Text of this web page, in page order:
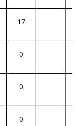
17
0
0
0